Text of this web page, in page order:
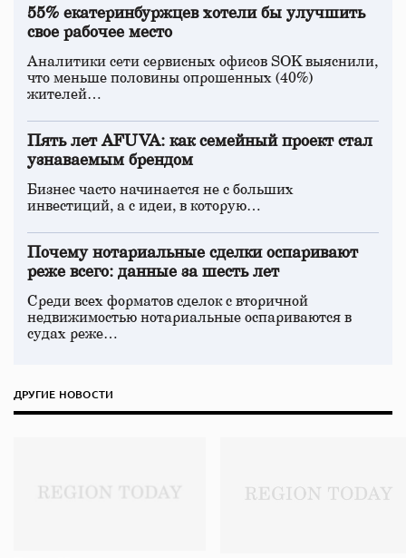
55% екатеринбуржцев хотели бы улучшить
свое рабочее место
Аналитики сети сервисных офисов SOK выяснили,
что меньше половины опрошенных (40%)
жителей…
Пять лет AFUVA: как семейный проект стал
узнаваемым брендом
Бизнес часто начинается не с больших
инвестиций, а с идеи, в которую…
Почему нотариальные сделки оспаривают
реже всего: данные за шесть лет
Среди всех форматов сделок с вторичной
недвижимостью нотариальные оспариваются в
судах реже…
ДРУГИЕ НОВОСТИ